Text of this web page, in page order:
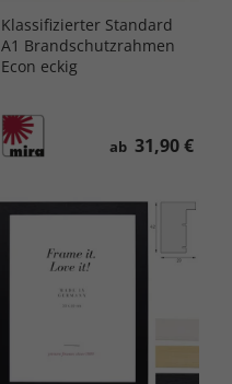
Klassifizierter Standard
A1 Brandschutzrahmen
Econ eckig
ab 31,90 €